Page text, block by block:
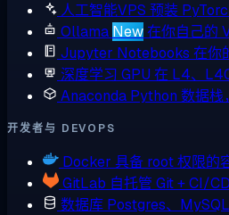
人工智能VPS 预装
Ollama New在你自己的
Jupyter Notebooks 在你
深度学习 GPU 在 L4、
Anaconda Python 数据栈
开发者与 DEVOPS
Docker 具备 root 权限的
GitLab 自托管 Git + CI/CD
数据库 Postgres、